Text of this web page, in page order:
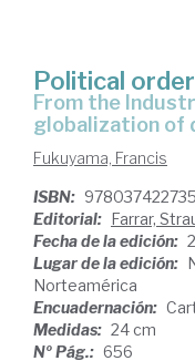
Political
from the Industrial Revolution to the
globalization of
Fukuyama, Francis
ISBN:
Editorial: Farrar,
Fecha de la edición:
Lugar de la edición:
Norteamérica
Encuadernación:
Medidas: 24 cm
Nº Pág.: 656